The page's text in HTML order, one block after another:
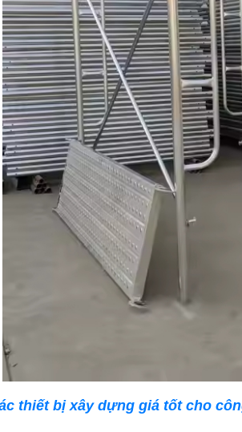
thiết bị xây dựng giá tốt cho